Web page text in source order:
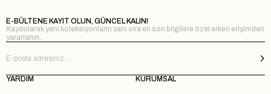
E-BÜLTENE KAYIT OLUN, GÜNCEL KALIN!
Kaydolarak yeni koleksiyonların yanı sıra en son bilgilere özel erken erişimden
yararlanın.
YARDIM KURUMSAL